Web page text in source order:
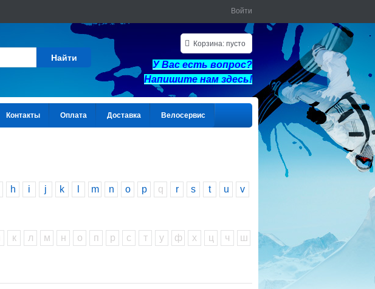
Войти
Найти
Корзина: пусто
У Вас есть вопрос?
Напишите нам здесь!
Контакты Оплата Доставка Велосервис
h i j k m n o p q r s t u v
к л м н о п р с т у ф х ц ч ш